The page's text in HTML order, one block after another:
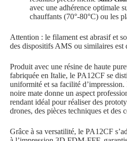
avec une adhérence optimale
chauffants (70°-80°C) ou les
Attention : le filament est abrasif et
des dispositifs AMS ou similaires est
Produit avec une résine de haute
fabriquée en Italie, le PA12CF se
uniformité et sa facilité
noire mate donne un aspect
rendant idéal pour réaliser des
drones, des pièces techniques et des
Grâce à sa versatilité, le PA12CF